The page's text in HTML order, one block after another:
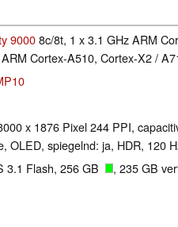
90008c/8t, 1 x 3.1 GHz ARM
Cortex-A510, Cortex-X2 /
x 1876 Pixel 244 PPI,
OLED, spiegelnd: ja, HDR, 120
3.1 Flash, 256 GB , 235 GB